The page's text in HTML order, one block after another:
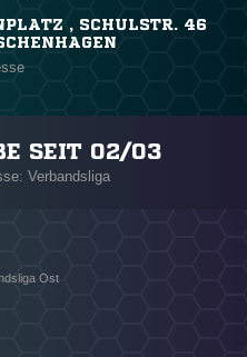
, SCHULSTR. 46
SEIT 02/03
Verbandsliga
Ost